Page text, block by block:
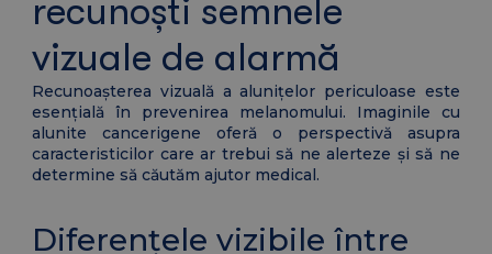
recunoști semnele
vizuale de alarmă
Recunoașterea vizuală a alunițelor periculoase este
esențială în prevenirea melanomului. Imaginile cu
alunite cancerigene oferă o perspectivă asupra
caracteristicilor care ar trebui să ne alerteze și să ne
determine să căutăm ajutor medical.
Diferențele vizibile între